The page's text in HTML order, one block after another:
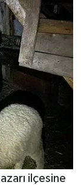
ilçesine